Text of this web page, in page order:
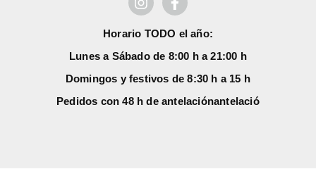
Horario TODO el año:
Lunes a Sábado de 8:00 h a 21:00 h
Domingos y festivos de 8:30 h a 15 h
Pedidos con 48 h de antelaciónantelació